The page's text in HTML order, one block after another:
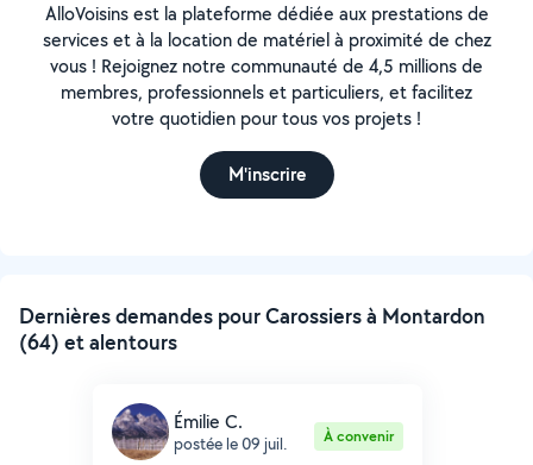
AlloVoisins est la plateforme dédiée aux prestations de
services et à la location de matériel à proximité de chez
vous ! Rejoignez notre communauté de 4,5 millions de
membres, professionnels et particuliers, et facilitez
votre quotidien pour tous vos projets !
M'inscrire
Dernières demandes pour Carossiers à Montardon
(64) et alentours
Émilie C.
postée le 09 juil. À convenir